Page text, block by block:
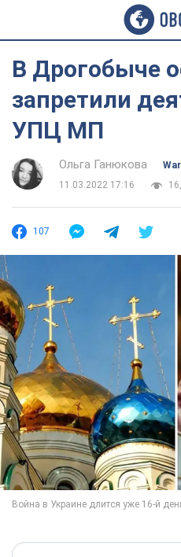
В Дрогобыче
запретили
УПЦ МП
Ольга Ганюкова
War
11.03.2022 17:16
107